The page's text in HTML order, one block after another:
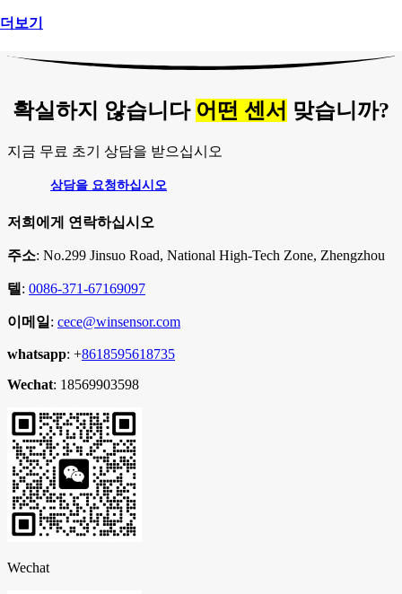
더보기
확실하지 않습니다 어떤 센서 맞습니까?
지금 무료 초기 상담을 받으십시오
상담을 요청하십시오
저희에게 연락하십시오
주소: No.299 Jinsuo Road, National High-Tech Zone, Zhengzhou
텔 : 0086-371-67169097
이메일 : cece@winsensor.com
whatsapp: +8618595618735
Wechat: 18569903598
Wechat